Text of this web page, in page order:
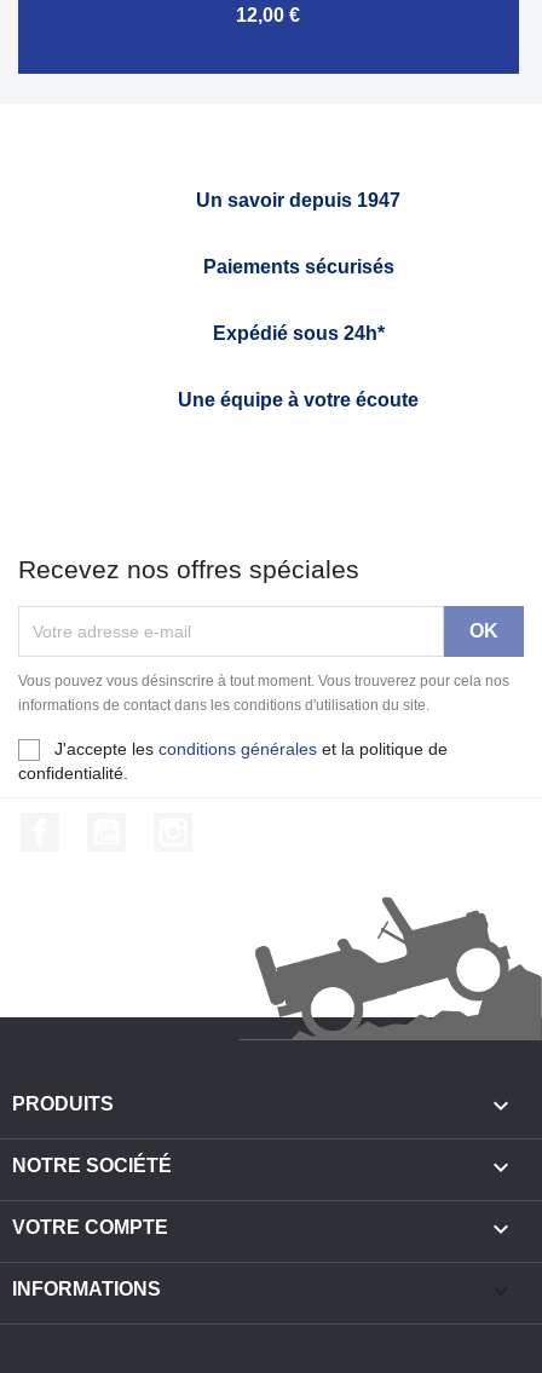
12,00 €
Un savoir depuis 1947
Paiements sécurisés
Expédié sous 24h*
Une équipe à votre écoute
Recevez nos offres spéciales
Vous pouvez vous désinscrire à tout moment. Vous trouverez pour cela nos
informations de contact dans les conditions d'utilisation du site.
J'accepte les conditions générales et la politique de
confidentialité.
PRODUITS 
NOTRE SOCIÉTÉ 
VOTRE COMPTE 
INFORMATIONS